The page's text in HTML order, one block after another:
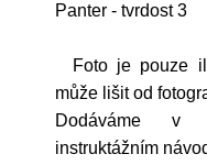
Panter - tvrdost 3
Foto je pouze
může lišit od
Dodáváme v
instruktážním